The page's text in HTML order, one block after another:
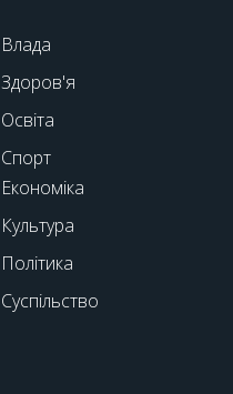
Влада
Здоров'я
Освіта
Спорт
Економіка
Культура
Політика
Суспільство